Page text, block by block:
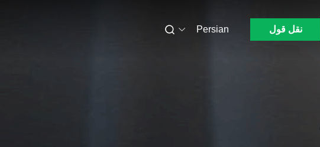
نقل قول Persian